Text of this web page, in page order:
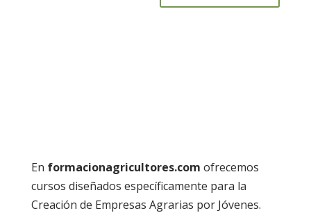
En formacionagricultores.com ofrecemos
cursos diseñados específicamente para la
Creación de Empresas Agrarias por Jóvenes.